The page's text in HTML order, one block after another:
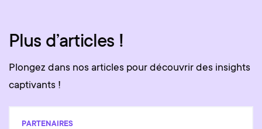
Plus d’articles !
Plongez dans nos articles pour découvrir des insights
captivants !
PARTENAIRES